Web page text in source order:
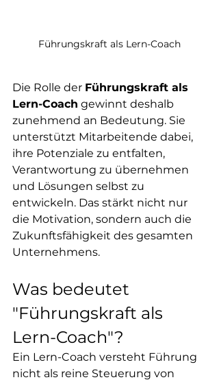
Führungskraft als Lern-Coach
Die Rolle der Führungskraft als
Lern-Coach gewinnt deshalb
zunehmend an Bedeutung. Sie
unterstützt Mitarbeitende dabei,
ihre Potenziale zu entfalten,
Verantwortung zu übernehmen
und Lösungen selbst zu
entwickeln. Das stärkt nicht nur
die Motivation, sondern auch die
Zukunftsfähigkeit des gesamten
Unternehmens.
Was bedeutet
"Führungskraft als
Lern-Coach"?
Ein Lern-Coach versteht Führung
nicht als reine Steuerung von